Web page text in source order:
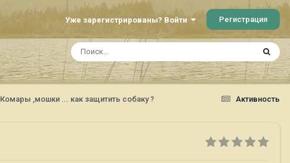
Уже зарегистрированы? Войти Регистрация
Активность
Комары ,мошки ... как защитить собаку ?